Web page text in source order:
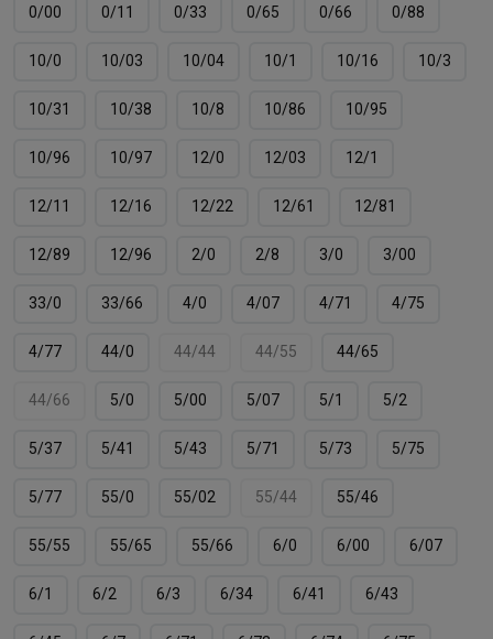
0/00
0/11 0/33 0/65 0/66 0/88
10/0 10/03 10/04 10/1 10/16 10/3
10/31 10/38 10/8 10/86 10/95
10/96 10/97 12/0 12/03 12/1
12/11 12/16 12/22 12/61 12/81
12/89 12/96 2/0 2/8 3/0 3/00
33/0 33/66 4/0 4/07 4/71 4/75
4/77 44/0 44/44 44/55 44/65
44/66 5/0 5/00 5/07 5/1 5/2
5/37 5/41 5/43 5/71 5/73 5/75
5/77 55/0 55/02 55/44 55/46
55/55 55/65 55/66 6/0 6/00 6/07
6/1 6/2 6/3 6/34 6/41 6/43